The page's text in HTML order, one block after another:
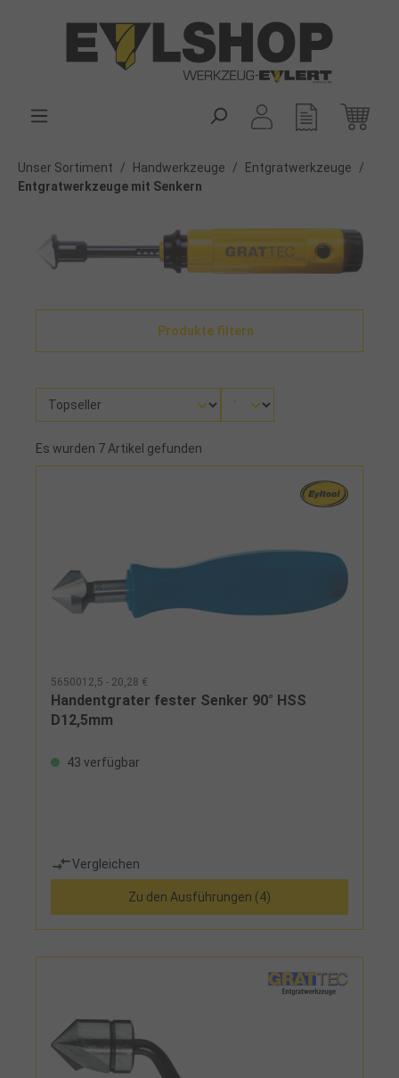
Unser Sortiment / Handwerkzeuge / Entgratwerkzeuge
/
Entgratwerkzeuge mit Senkern
Produkte filtern
Es wurden 7 Artikel gefunden
5650012,5 - 20,28 €
Handentgrater fester Senker 90° HSS
D12,5mm
43 verfügbar
Vergleichen
Zu den Ausführungen (4)